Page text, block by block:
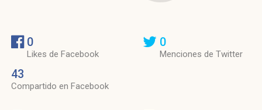
0
Likes de Facebook
43
Compartido en Facebook
0
Menciones de Twitter